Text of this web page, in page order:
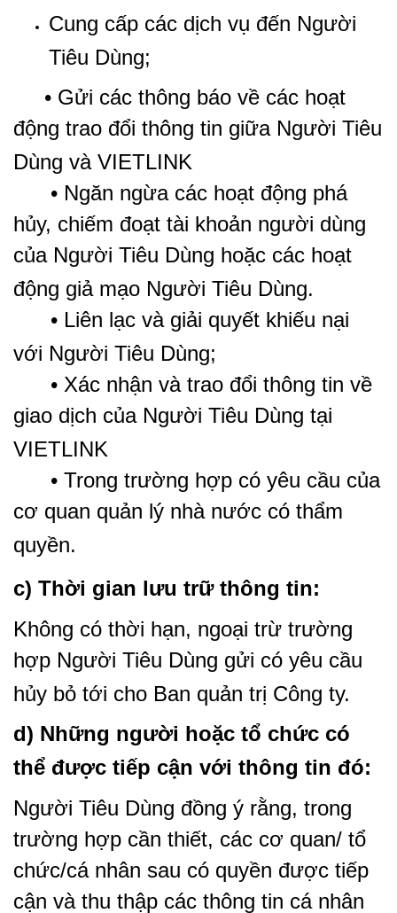
Cung cấp các dịch vụ đến Người
Tiêu Dùng;
• Gửi các thông báo về các hoạt
động trao đổi thông tin giữa Người Tiêu
Dùng và VIETLINK
• Ngăn ngừa các hoạt động phá
hủy, chiếm đoạt tài khoản người dùng
của Người Tiêu Dùng hoặc các hoạt
động giả mạo Người Tiêu Dùng.
• Liên lạc và giải quyết khiếu nại
với Người Tiêu Dùng;
• Xác nhận và trao đổi thông tin về
giao dịch của Người Tiêu Dùng tại
VIETLINK
• Trong trường hợp có yêu cầu của
cơ quan quản lý nhà nước có thẩm
quyền.
c) Thời gian lưu trữ thông tin:
Không có thời hạn, ngoại trừ trường
hợp Người Tiêu Dùng gửi có yêu cầu
hủy bỏ tới cho Ban quản trị Công ty.
d) Những người hoặc tổ chức có
thể được tiếp cận với thông tin đó:
Người Tiêu Dùng đồng ý rằng, trong
trường hợp cần thiết, các cơ quan/ tổ
chức/cá nhân sau có quyền được tiếp
cận và thu thập các thông tin cá nhân